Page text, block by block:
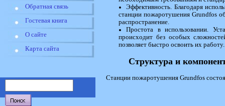
Обратная связь
Гостевая книга
О сайте
Карта сайта
Эффективность. Благодаря
станции пожаротушения Grundfos
распространение.
Простота в использовании.
происходит без особых
позволяет быстро освоить их работу.
Структура и
Станции пожаротушения Grundfos